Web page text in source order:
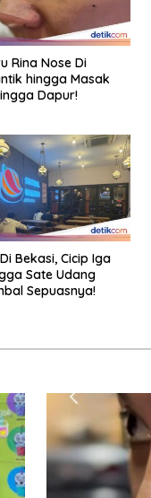
Rina Nose Di
hingga Masak
Dapur!
Bekasi, Cicip Iga
Sate Udang
Sepuasnya!